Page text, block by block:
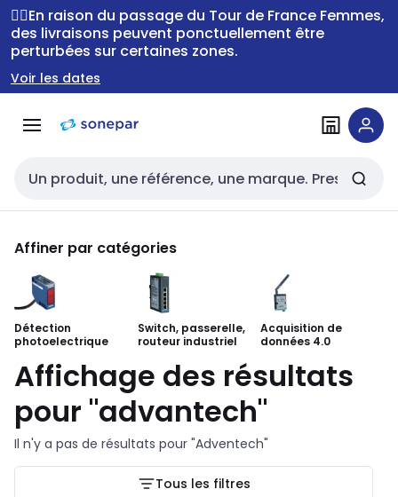
Passer à la
navigation
Passer
au
contenu
🚴‍♂️En raison du passage du Tour de France Femmes,
des livraisons peuvent ponctuellement être
perturbées sur certaines zones.
Voir les dates
Entrée de recherche
Affiner par catégories
Détection
photoelectrique
Switch, passerelle,
routeur industriel
Acquisition de
données 4.0
Affichage des résultats
pour "advantech"
Il n'y a pas de résultats pour "Adventech"
Tous les filtres